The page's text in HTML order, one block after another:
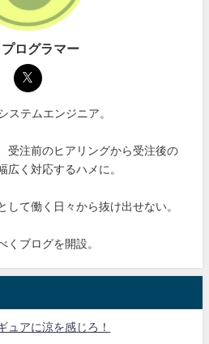
ログラマー
ステムエンジニア。
受注前のヒアリングから受注後の
広く対応するハメに。
して働く日々から抜け出せない。
くブログを開設。
ュアに涼を感じろ！